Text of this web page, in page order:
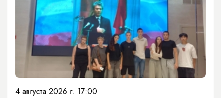
4 августа 2026 г. 17:00